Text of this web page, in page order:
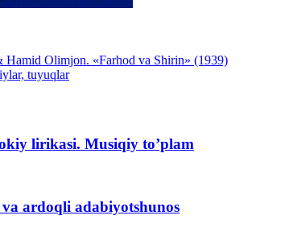
Olimjon. «Farhod va Shirin» (1939)
tuyuqlar
lirikasi. Musiqiy to’plam
ardoqli adabiyotshunos